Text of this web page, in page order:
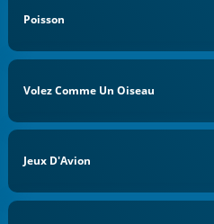
Poisson
Volez Comme Un Oiseau
Jeux D'Avion